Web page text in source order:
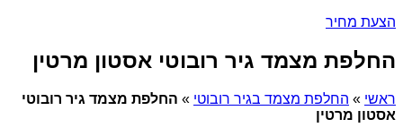
הצעת מחיר
החלפת מצמד גיר רובוטי אסטון מרטין
ראשי » החלפת מצמד בגיר רובוטי » החלפת מצמד גיר רובוטי
אסטון מרטין